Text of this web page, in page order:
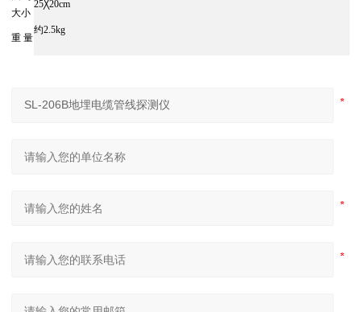
大小
25╳20cm
重 量
约2.5kg